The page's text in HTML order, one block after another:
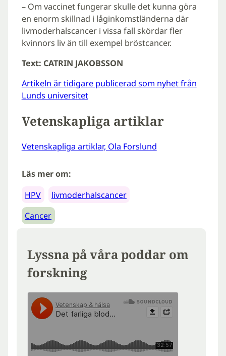
– Om vaccinet fungerar skulle det kunna göra
en enorm skillnad i låginkomstländerna där
livmoderhalscancer i vissa fall skördar fler
kvinnors liv än till exempel bröstcancer.
Text: CATRIN JAKOBSSON
Artikeln är tidigare publicerad som nyhet från
Lunds universitet
Vetenskapliga artiklar
Vetenskapliga artiklar, Ola Forslund
Läs mer om:
HPV
livmoderhalscancer
Cancer
Lyssna på våra poddar om
forskning